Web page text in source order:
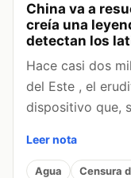
China va a
creía una
detectan los
Hace casi dos
del Este , el
dispositivo que,
Leer nota
Agua Censura